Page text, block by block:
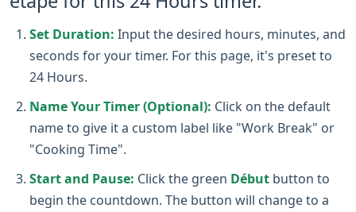
Set Duration: Input the desired hours, minutes, and
seconds for your timer. For this page, it's preset to
24 Hours.
Name Your Timer (Optional): Click on the default
name to give it a custom label like "Work Break" or
"Cooking Time".
Start and Pause: Click the green Début button to
begin the countdown. The button will change to a